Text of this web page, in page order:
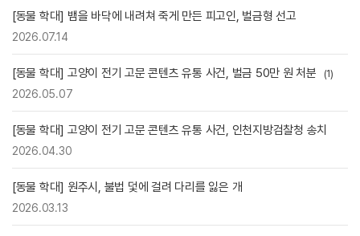
[동물 학대] 뱀을 바닥에 내려쳐 죽게 만든 피고인, 벌금형 선고
2026.07.14
[동물 학대] 고양이 전기 고문 콘텐츠 유통 사건, 벌금 50만 원 처분 (1)
2026.05.07
[동물 학대] 고양이 전기 고문 콘텐츠 유통 사건, 인천지방검찰청 송치
2026.04.30
[동물 학대] 원주시, 불법 덫에 걸려 다리를 잃은 개
2026.03.13